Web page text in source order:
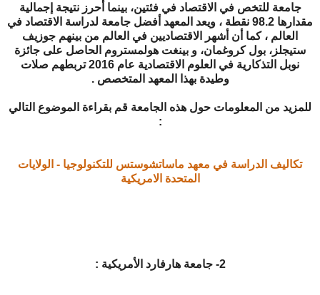
جامعة للتخص في الاقتصاد في فئتين، بينما أحرز نتيجة إجمالية
مقدارها 98.2 نقطة ، ويعد المعهد أفضل جامعة لدراسة الاقتصاد في
العالم ، كما أن أشهر الاقتصاديين في العالم من بينهم جوزيف
ستيجلز، بول كروغمان، و بينغت هولمستروم الحاصل على جائزة
نوبل التذكارية في العلوم الاقتصادية عام 2016 تربطهم صلات
وطيدة بهذا المعهد المتخصص .
للمزيد من المعلومات حول هذه الجامعة قم بقراءة الموضوع التالي
:
تكاليف الدراسة في معهد ماساتشوستس للتكنولوجيا - الولايات
المتحدة الامريكية
2- جامعة هارفارد الأمريكية :